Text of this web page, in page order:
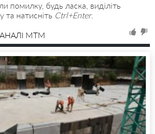
помилку, будь ласка, виділіть
та натисніть Ctrl+Enter.
MTM